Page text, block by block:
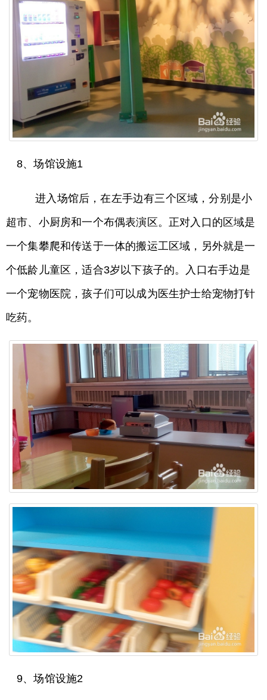
8、场馆设施1
进入场馆后，在左手边有三个区域，分别是小
超市、小厨房和一个布偶表演区。正对入口的区域是
一个集攀爬和传送于一体的搬运工区域，另外就是一
个低龄儿童区，适合3岁以下孩子的。入口右手边是
一个宠物医院，孩子们可以成为医生护士给宠物打针
吃药。
9、场馆设施2